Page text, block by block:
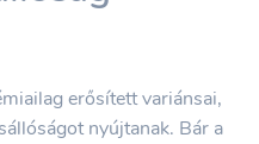
erősített variánsai,
nyújtanak. Bár a